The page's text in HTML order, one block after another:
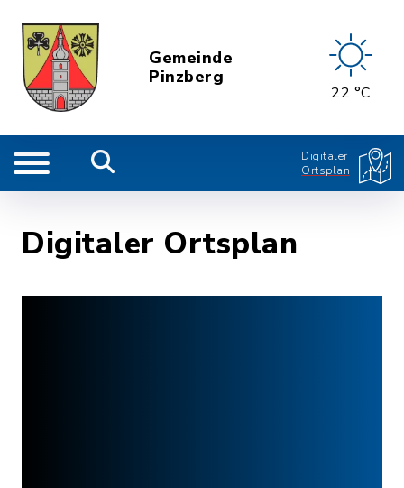
Gemeinde
Pinzberg
22 °C
Digitaler
Ortsplan
Digitaler Ortsplan